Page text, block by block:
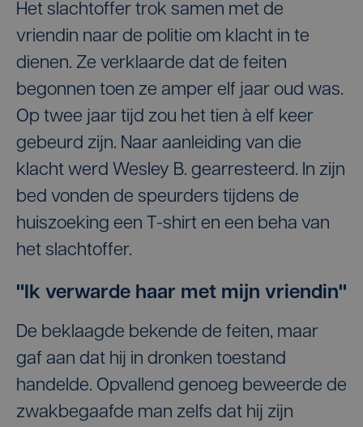
Het slachtoffer trok samen met de
vriendin naar de politie om klacht in te
dienen. Ze verklaarde dat de feiten
begonnen toen ze amper elf jaar oud was.
Op twee jaar tijd zou het tien à elf keer
gebeurd zijn. Naar aanleiding van die
klacht werd Wesley B. gearresteerd. In zijn
bed vonden de speurders tijdens de
huiszoeking een T-shirt en een beha van
het slachtoffer.
"Ik verwarde haar met mijn vriendin"
De beklaagde bekende de feiten, maar
gaf aan dat hij in dronken toestand
handelde. Opvallend genoeg beweerde de
zwakbegaafde man zelfs dat hij zijn